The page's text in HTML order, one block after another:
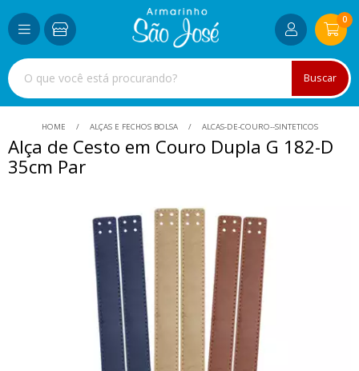
Buscar
0
HOME ALÇAS E FECHOS BOLSA ALCAS-DE-COURO--SINTETICOS
Alça de Cesto em Couro Dupla G 182-D
35cm Par